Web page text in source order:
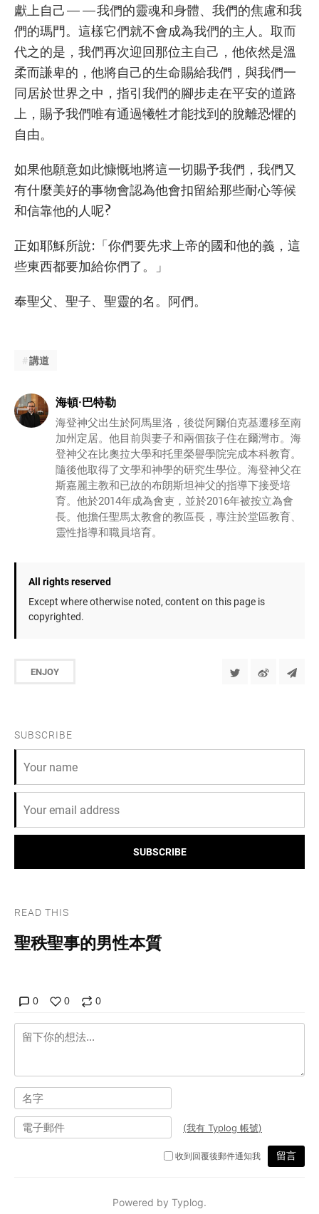
獻上自己——我們的靈魂和身體、我們的焦慮和我
們的瑪門。這樣它們就不會成為我們的主人。取而
代之的是，我們再次迎回那位主自己，他依然是溫
柔而謙卑的，他將自己的生命賜給我們，與我們一
同居於世界之中，指引我們的腳步走在平安的道路
上，賜予我們唯有通過犧牲才能找到的脫離恐懼的
自由。
如果他願意如此慷慨地將這一切賜予我們，我們又
有什麼美好的事物會認為他會扣留給那些耐心等候
和信靠他的人呢?
正如耶穌所說:「你們要先求上帝的國和他的義，這
些東西都要加給你們了。」
奉聖父、聖子、聖靈的名。阿們。
講道
海頓·巴特勒
海登神父出生於阿馬里洛，後從阿爾伯克基遷移至南
加州定居。他目前與妻子和兩個孩子住在爾灣市。海
登神父在比奧拉大學和托里榮譽學院完成本科教育。
隨後他取得了文學和神學的研究生學位。海登神父在
斯嘉麗主教和已故的布朗斯坦神父的指導下接受培
育。他於2014年成為會吏，並於2016年被按立為會
長。他擔任聖馬太教會的教區長，專注於堂區教育、
靈性指導和職員培育。
All rights reserved
Except where otherwise noted, content on this page is
copyrighted.
ENJOY
SUBSCRIBE
SUBSCRIBE
READ THIS
聖秩聖事的男性本質